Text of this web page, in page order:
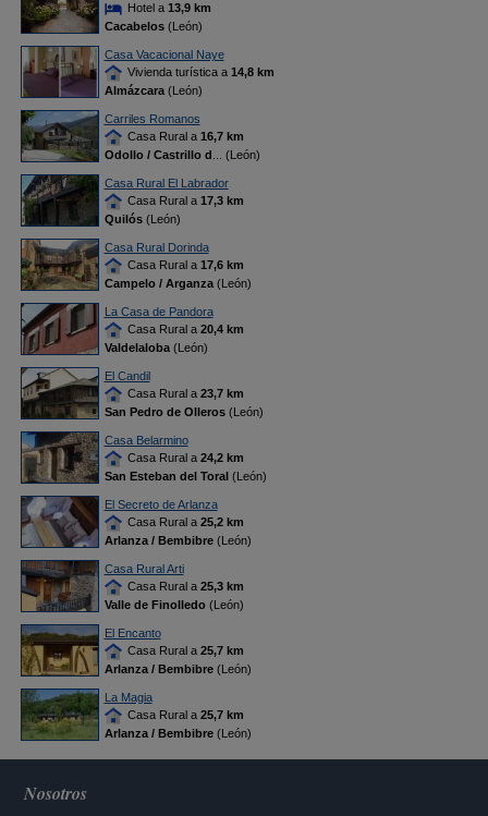
Hotel a 13,9 km
Cacabelos(León)
Casa Vacacional Naye
Vivienda turística a 14,8 km
Almázcara(León)
Carriles Romanos
Casa Rural a 16,7 km
Odollo / Castrillo d ... (León)
Casa Rural El Labrador
Casa Rural a 17,3 km
Quilós(León)
Casa Rural Dorinda
Casa Rural a 17,6 km
Campelo / Arganza(León)
La Casa de Pandora
Casa Rural a 20,4 km
Valdelaloba(León)
El Candil
Casa Rural a 23,7 km
San Pedro de Olleros(León)
Casa Belarmino
Casa Rural a 24,2 km
San Esteban del Toral(León)
El Secreto de Arlanza
Casa Rural a 25,2 km
Arlanza / Bembibre(León)
Casa Rural Arti
Casa Rural a 25,3 km
Valle de Finolledo(León)
El Encanto
Casa Rural a 25,7 km
Arlanza / Bembibre(León)
La Magia
Casa Rural a 25,7 km
Arlanza / Bembibre(León)
Nosotros